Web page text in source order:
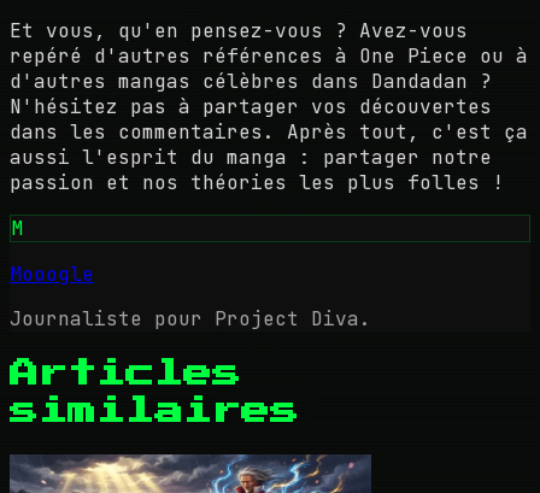
Et vous, qu'en pensez-vous ? Avez-vous
repéré d'autres références à One Piece ou à
d'autres mangas célèbres dans Dandadan ?
N'hésitez pas à partager vos découvertes
dans les commentaires. Après tout, c'est ça
aussi l'esprit du manga : partager notre
passion et nos théories les plus folles !
M
Mooogle
Journaliste pour Project Diva.
Articles
similaires